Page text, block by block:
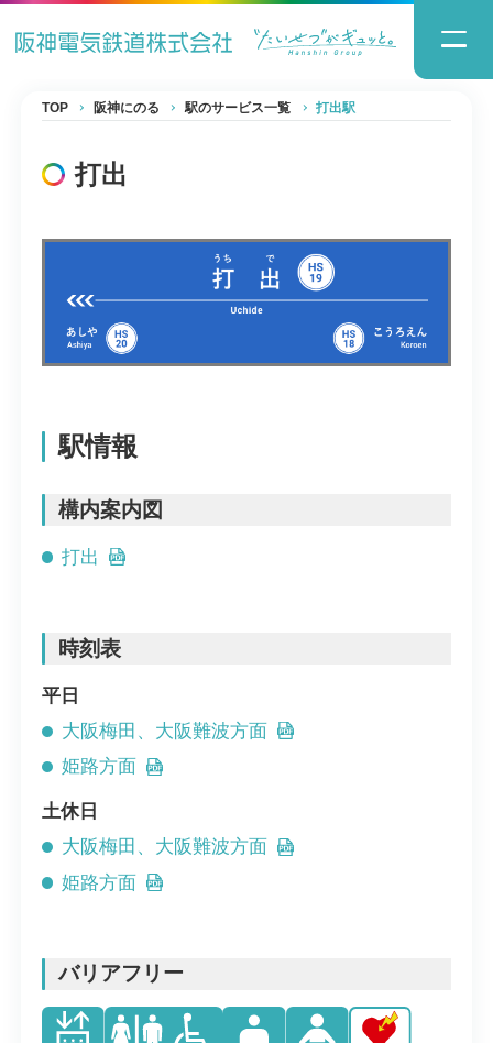
TOP 阪神にのる 駅のサービス一覧 打出駅
打出
駅情報
構内案内図
打出
時刻表
平日
大阪梅田、大阪難波方面
姫路方面
土休日
大阪梅田、大阪難波方面
姫路方面
バリアフリー